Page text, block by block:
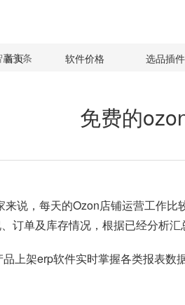
首页 软件价格 选品插件
赢头条
免费的
来说，每天的Ozon店铺运营工作
订单及库存情况，根据已经分析
上架erp软件实时掌握各类报表数